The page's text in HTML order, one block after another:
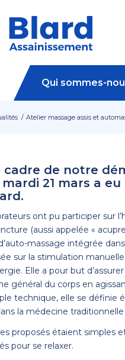
Qui sommes-
/ Atelier massage assis et
cadre de notre
mardi 21 mars a
ont pu participer sur
(aussi appelée «
massage intégrée
sur la stimulation
Elle a pour but
général du corps en
technique, elle se
la médecine traditionnelle
proposés étaient simples
pour se relaxer.